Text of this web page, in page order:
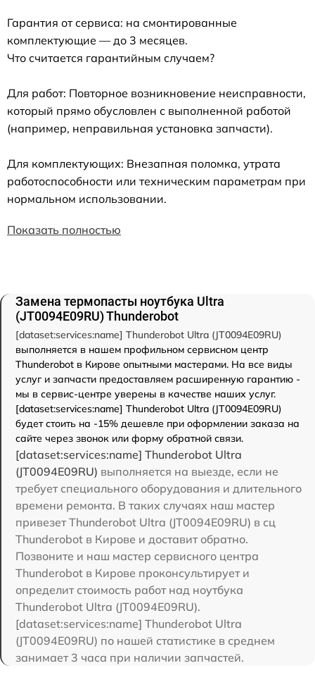
Гарантия от сервиса: на смонтированные
комплектующие — до 3 месяцев.
Что считается гарантийным случаем?
Для работ: Повторное возникновение неисправности,
который прямо обусловлен с выполненной работой
(например, неправильная установка запчасти).
Для комплектующих: Внезапная поломка, утрата
работоспособности или техническим параметрам при
нормальном использовании.
Показать полностью
Замена термопасты ноутбука Ultra
(JT0094E09RU) Thunderobot
[dataset:services:name] Thunderobot Ultra (JT0094E09RU)
выполняется в нашем профильном сервисном центр
Thunderobot в Кирове опытными мастерами. На все виды
услуг и запчасти предоставляем расширенную гарантию -
мы в сервис-центре уверены в качестве наших услуг.
[dataset:services:name] Thunderobot Ultra (JT0094E09RU)
будет стоить на -15% дешевле при оформлении заказа на
сайте через звонок или форму обратной связи.
[dataset:services:name] Thunderobot Ultra
(JT0094E09RU) выполняется на выезде, если не
требует специального оборудования и длительного
времени ремонта. В таких случаях наш мастер
привезет Thunderobot Ultra (JT0094E09RU) в сц
Thunderobot в Кирове и доставит обратно.
Позвоните и наш мастер сервисного центра
Thunderobot в Кирове проконсультирует и
определит стоимость работ над ноутбука
Thunderobot Ultra (JT0094E09RU).
[dataset:services:name] Thunderobot Ultra
(JT0094E09RU) по нашей статистике в среднем
занимает 3 часа при наличии запчастей.